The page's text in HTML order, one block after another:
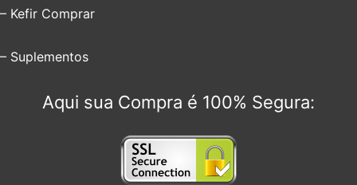
– Kefir Comprar
– Suplementos
Aqui sua Compra é 100% Segura: